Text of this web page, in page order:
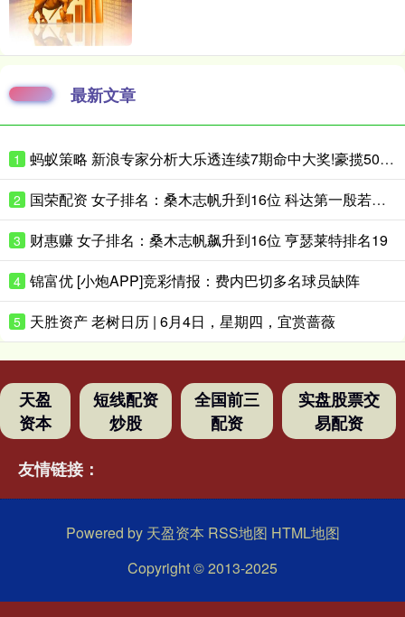
最新文章
1 蚂蚁策略 新浪专家分析大乐透连续7期命中大奖!豪揽5025万
2 国荣配资 女子排名：桑木志帆升到16位 科达第一殷若宁第八
3 财惠赚 女子排名：桑木志帆飙升到16位 亨瑟莱特排名19
4 锦富优 [小炮APP]竞彩情报：费内巴切多名球员缺阵
5 天胜资产 老树日历 | 6月4日，星期四，宜赏蔷薇
天盈
资本
短线配资
炒股
全国前三
配资
实盘股票交
易配资
友情链接：
Powered by 天盈资本 RSS地图 HTML地图
Copyright© 2013-2025